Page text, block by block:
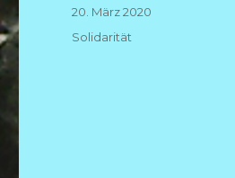
Veröffentlicht
am
20. März 2020
Kategorien
Solidarität